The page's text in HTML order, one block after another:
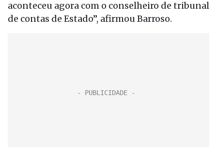
aconteceu agora com o conselheiro de tribunal
de contas de Estado”, afirmou Barroso.